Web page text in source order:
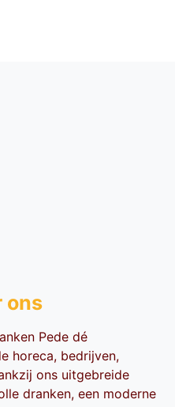
ons
Pede dé
horeca, bedrijven,
ons uitgebreide
dranken, een moderne